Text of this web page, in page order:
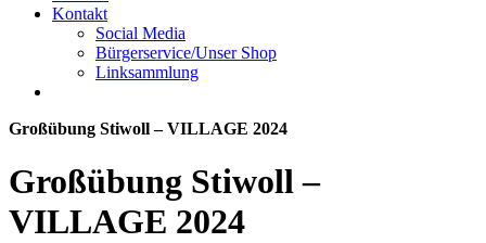
Kontakt
Social Media
Bürgerservice/Unser Shop
Linksammlung
Großübung Stiwoll – VILLAGE 2024
Großübung Stiwoll –
VILLAGE 2024